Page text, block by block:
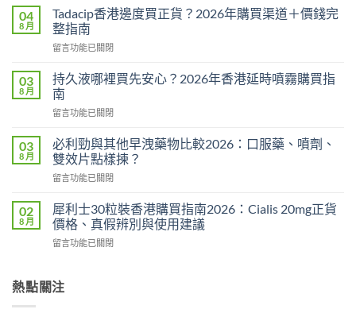
而
鋼
副
作
完
整
分
析
常
見
作
安
全
服
法
與
04
8 月
Tadacip香港邊度買正貨？2026年購買渠道＋價錢完
整指南
在
香
港
邊
度
正
貨？
2026
年
買
渠
＋
完
留言功能已關閉
03
8 月
持久液哪裡買先安心？2026年香港延時噴霧購買指
南
在
久
液
哪
裡
先
安
心？
2026
港
留言功能已關閉
03
8 月
必利勁與其他早洩藥物比較2026：口服藥、噴劑、
雙效片點樣揀？
在
利
勁
與
其
洩
留言功能已關閉
02
8 月
犀利士30粒裝香港購買指南2026：Cialis 20mg正貨
價格、真假辨別與使用建議
在
士
30
留言功能已關閉
熱點關注